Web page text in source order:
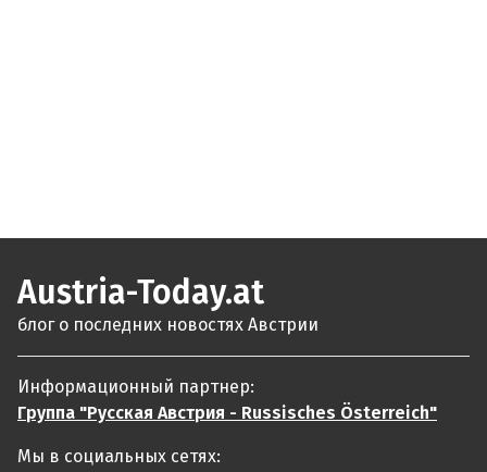
Austria-Today.at
блог о последних новостях Австрии
Информационный партнер:
Группа "Русская Австрия - Russisches Österreich"
Мы в социальных сетях: